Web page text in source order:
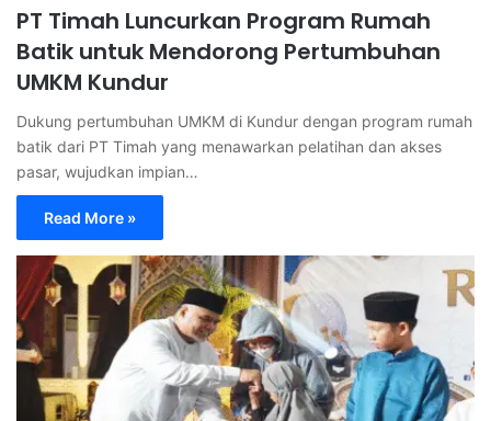
PT Timah Luncurkan Program Rumah
Batik untuk Mendorong Pertumbuhan
UMKM Kundur
Dukung pertumbuhan UMKM di Kundur dengan program rumah
batik dari PT Timah yang menawarkan pelatihan dan akses
pasar, wujudkan impian…
Read More »